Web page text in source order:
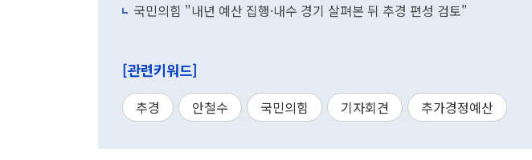
국민의힘 "내년 예산 집행·내수 경기 살펴본 뒤 추경 편성 검토"
[관련키워드]
추경 안철수 국민의힘 기자회견 추가경정예산